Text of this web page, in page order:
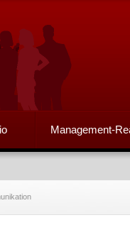
Management-